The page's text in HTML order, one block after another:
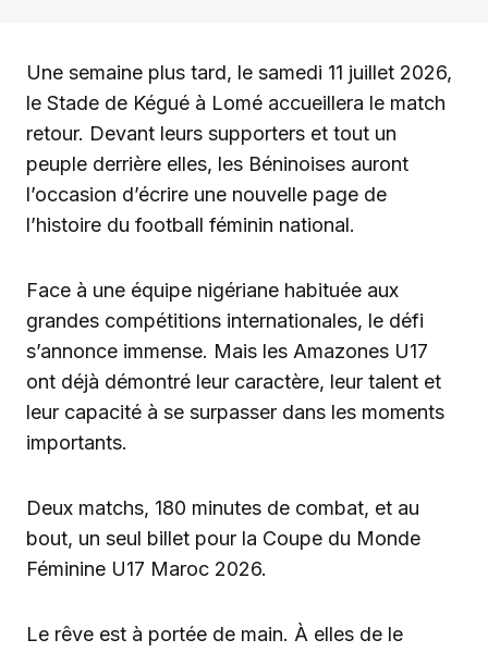
Une semaine plus tard, le samedi 11 juillet 2026,
le Stade de Kégué à Lomé accueillera le match
retour. Devant leurs supporters et tout un
peuple derrière elles, les Béninoises auront
l’occasion d’écrire une nouvelle page de
l’histoire du football féminin national.
Face à une équipe nigériane habituée aux
grandes compétitions internationales, le défi
s’annonce immense. Mais les Amazones U17
ont déjà démontré leur caractère, leur talent et
leur capacité à se surpasser dans les moments
importants.
Deux matchs, 180 minutes de combat, et au
bout, un seul billet pour la Coupe du Monde
Féminine U17 Maroc 2026.
Le rêve est à portée de main. À elles de le